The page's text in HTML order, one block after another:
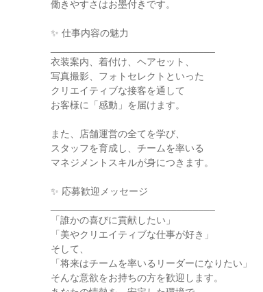
働きやすさはお墨付きです。
✨ 仕事内容の魅力
衣装案内、着付け、ヘアセット、
写真撮影、フォトセレクトといった
クリエイティブな接客を通して
お客様に「感動」を届けます。
また、店舗運営の全てを学び、
スタッフを育成し、チームを率いる
マネジメントスキルが身につきます。
✨ 応募歓迎メッセージ
「誰かの喜びに貢献したい」
「美やクリエイティブな仕事が好き」
そして、
「将来はチームを率いるリーダーになりたい」
そんな意欲をお持ちの方を歓迎します。